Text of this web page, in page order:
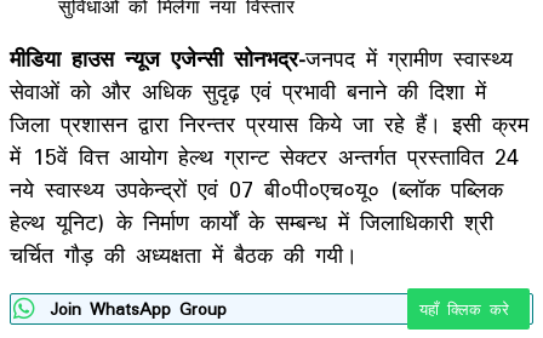
मीडिया हाउस न्यूज एजेन्सी सोनभद्र-जनपद में ग्रामीण स्वास्थ्य
सेवाओं को और अधिक सुदृढ़ एवं प्रभावी बनाने की दिशा में
जिला प्रशासन द्वारा निरन्तर प्रयास किये जा रहे हैं। इसी क्रम
में 15वें वित्त आयोग हेल्थ ग्रान्ट सेक्टर अन्तर्गत प्रस्तावित 24
नये स्वास्थ्य उपकेन्द्रों एवं 07 बी०पी०एच०यू० (ब्लॉक पब्लिक
हेल्थ यूनिट) के निर्माण कार्यों के सम्बन्ध में जिलाधिकारी श्री
चर्चित गौड़ की अध्यक्षता में बैठक की गयी।
Join WhatsApp Group यहाँ क्लिक करे